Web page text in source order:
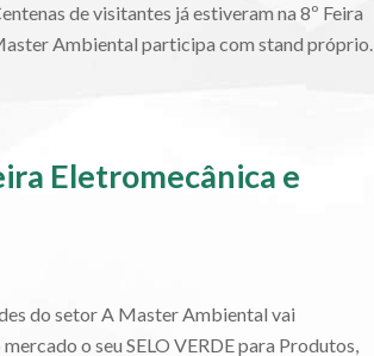
de visitantes já estiveram na 8º Feira
Ambiental participa com stand próprio.
Eletromecânica e
do setor A Master Ambiental vai
o seu SELO VERDE para Produtos,